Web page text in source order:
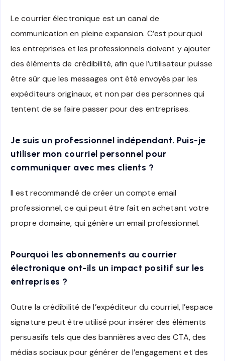
Le courrier électronique est un canal de
communication en pleine expansion. C’est pourquoi
les entreprises et les professionnels doivent y ajouter
des éléments de crédibilité, afin que l’utilisateur puisse
être sûr que les messages ont été envoyés par les
expéditeurs originaux, et non par des personnes qui
tentent de se faire passer pour des entreprises.
Je suis un professionnel indépendant. Puis-je
utiliser mon courriel personnel pour
communiquer avec mes clients ?
Il est recommandé de créer un compte email
professionnel, ce qui peut être fait en achetant votre
propre domaine, qui génère un email professionnel.
Pourquoi les abonnements au courrier
électronique ont-ils un impact positif sur les
entreprises ?
Outre la crédibilité de l’expéditeur du courriel, l’espace
signature peut être utilisé pour insérer des éléments
persuasifs tels que des bannières avec des CTA, des
médias sociaux pour générer de l’engagement et des